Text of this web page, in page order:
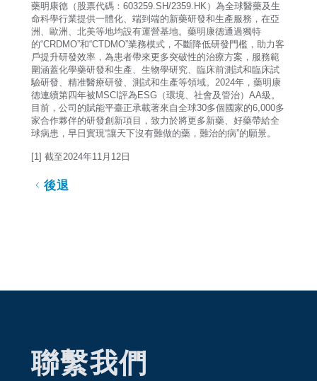
藥明康德（股票代碼：603259.SH/2359.HK）為全球醫藥及生
命科學行業提供一體化、端到端的新藥研發和生產服務，在亞
洲、歐洲、北美等地均設有運營基地。藥明康德通過獨特
的“CRDMO”和“CTDMO”業務模式，不斷降低研發門檻，助力客
戶提升研發效率，為患者帶來更多突破性的治療方案，服務範
圍涵蓋化學藥研發和生產、生物學研究、臨床前測試和臨床試
驗研發、精准醫療研發、測試和生產等領域。2024年，藥明康
德連續第四年被MSCI評為ESG（環境、社會及管治）AA級。
目前，公司的賦能平臺正承載著來自全球30多個國家的6,000多
家合作夥伴的研發創新項目，致力於將更多新藥、好藥帶給全
球病患，早日實現“讓天下沒有難做的藥，難治的病”的願景。
[1] 截至2024年11月12日
後退
聯繫我們